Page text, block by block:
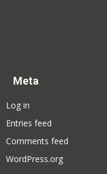
Meta
Log in
Entries feed
Comments feed
WordPress.org